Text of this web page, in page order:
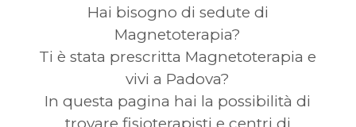
Hai bisogno di sedute di
Magnetoterapia?
Ti è stata prescritta Magnetoterapia e
vivi a Padova?
In questa pagina hai la possibilità di
trovare fisioterapisti e centri di